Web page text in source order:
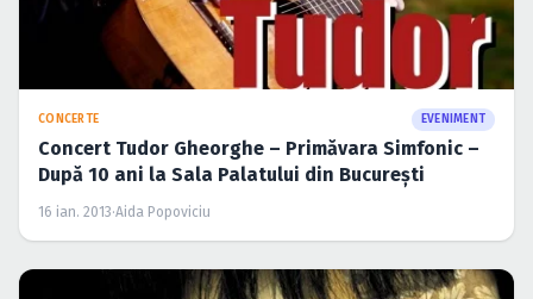
CONCERTE EVENIMENT
Concert Tudor Gheorghe – Primăvara Simfonic –
După 10 ani la Sala Palatului din Bucureşti
16 ian. 2013·Aida Popoviciu